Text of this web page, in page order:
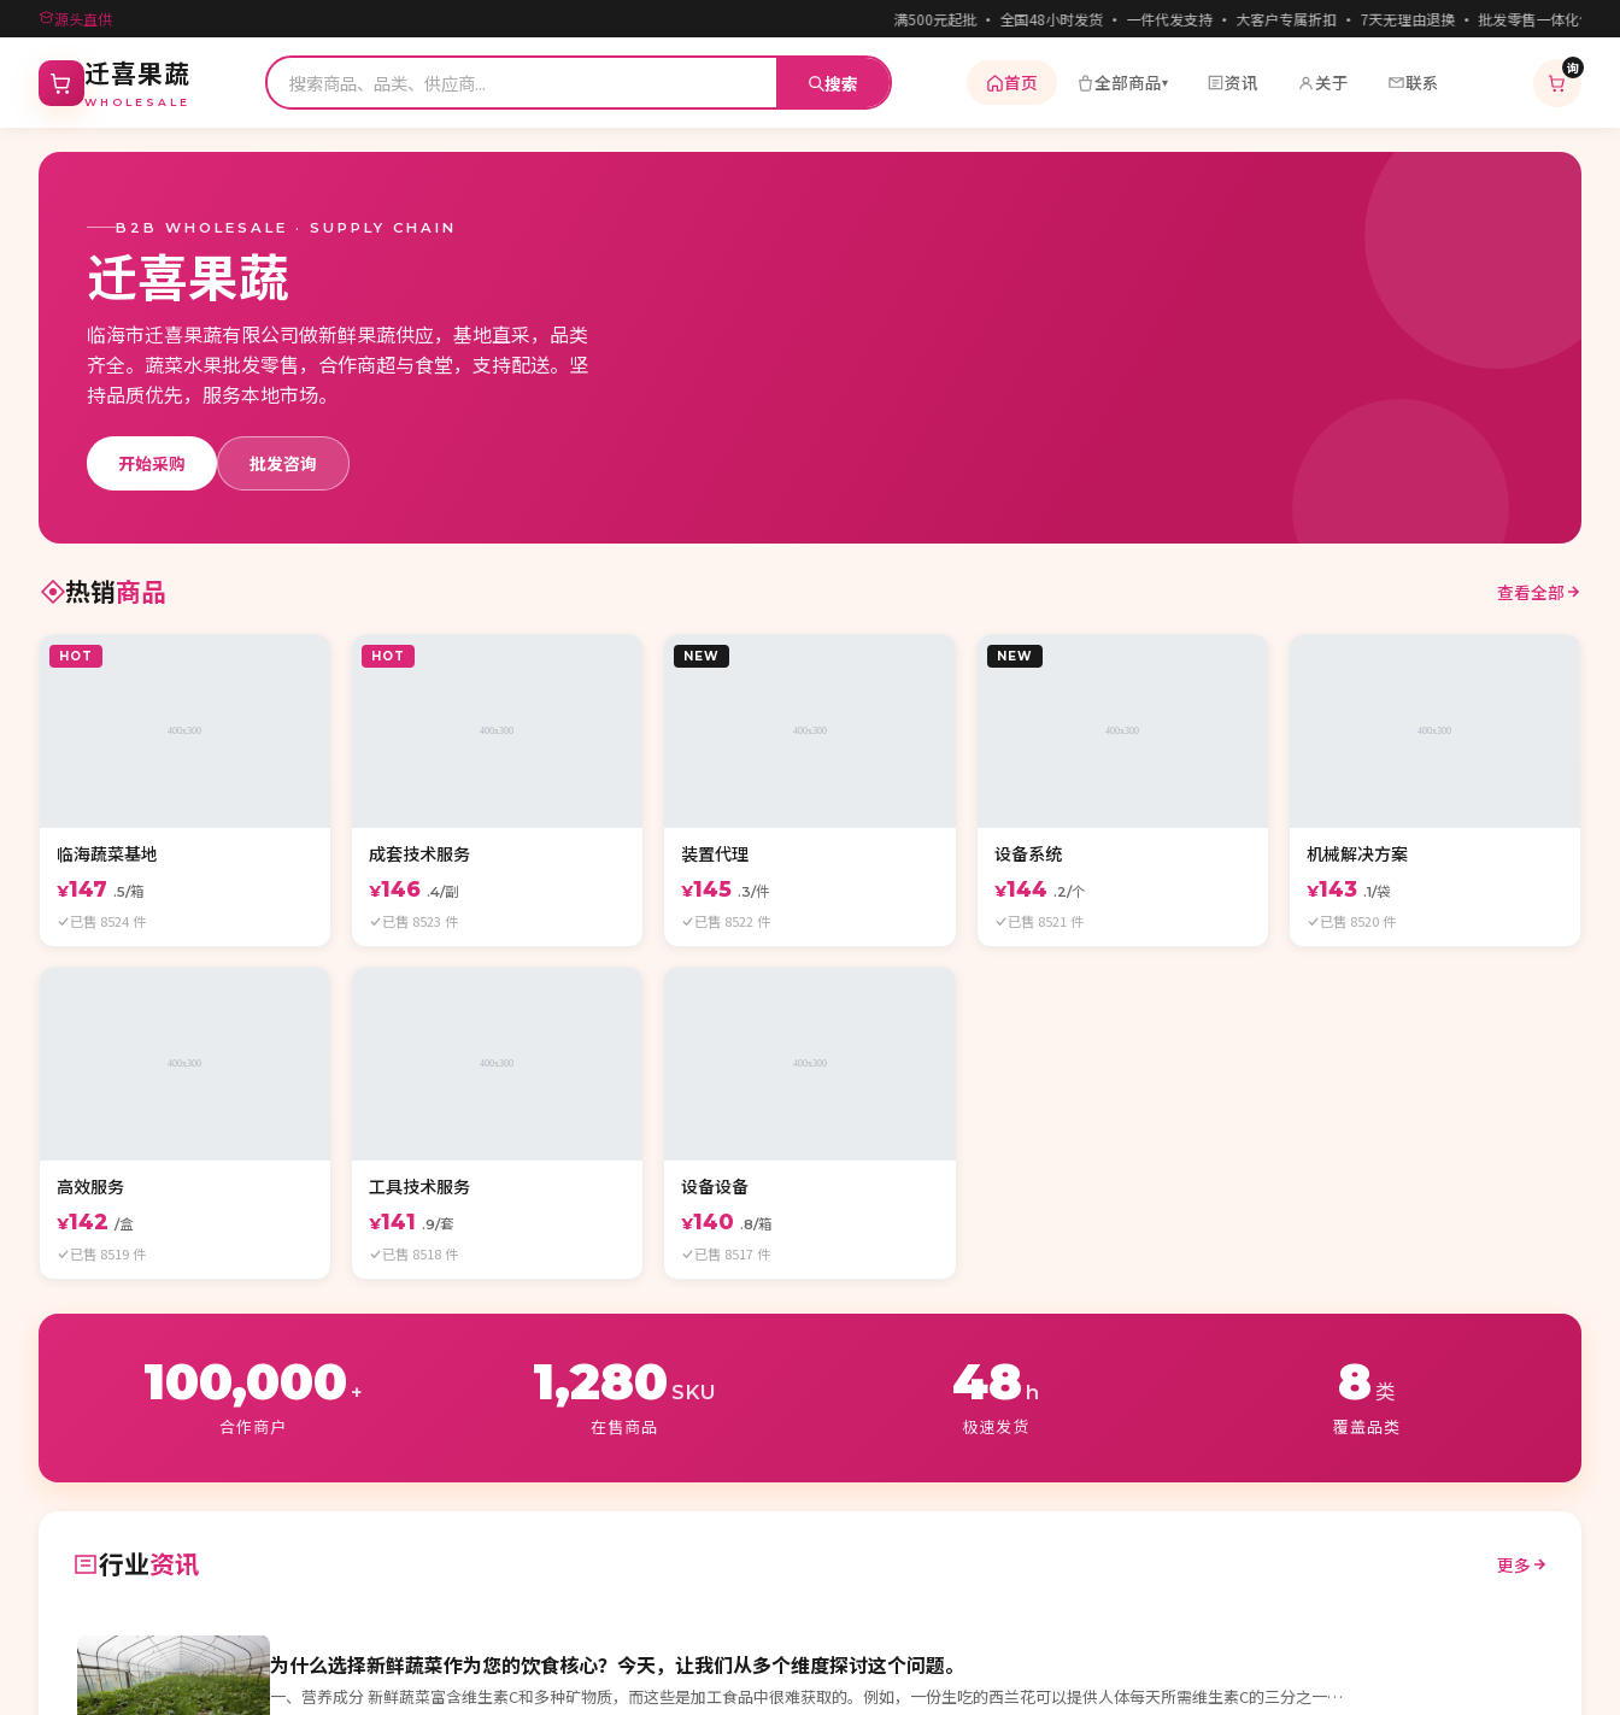
源头直供 满500元起批 · 全国48小时发货 · 一件代发支持 · 大客户专属折扣 · 7天无理由退换 · 批发零售一体化供应链服务
迁喜果蔬
WHOLESALE
搜索 首页 全部商品▾ 资讯 关于 联系
询
B2B WHOLESALE · SUPPLY CHAIN
迁喜果蔬
临海市迁喜果蔬有限公司做新鲜果蔬供应，基地直采，品类
齐全。蔬菜水果批发零售，合作商超与食堂，支持配送。坚
持品质优先，服务本地市场。
开始采购 批发咨询
热销商品 查看全部
HOT
临海蔬菜基地
¥147 .5/箱
已售 8524 件
HOT
成套技术服务
¥146 .4/副
已售 8523 件
NEW
装置代理
¥145 .3/件
已售 8522 件
NEW
设备系统
¥144 .2/个
已售 8521 件
机械解决方案
¥143 .1/袋
已售 8520 件
高效服务
¥142 /盒
已售 8519 件
工具技术服务
¥141 .9/套
已售 8518 件
设备设备
¥140 .8/箱
已售 8517 件
100,000 +
合作商户
1,280 SKU
在售商品
48 h
极速发货
8 类
覆盖品类
行业资讯 更多
为什么选择新鲜蔬菜作为您的饮食核心？今天，让我们从多个维度探讨这个问题。
一、营养成分 新鲜蔬菜富含维生素C和多种矿物质，而这些是加工食品中很难获取的。例如，一份生吃的西兰花可以提供人体每天所需维生素C的三分之一…